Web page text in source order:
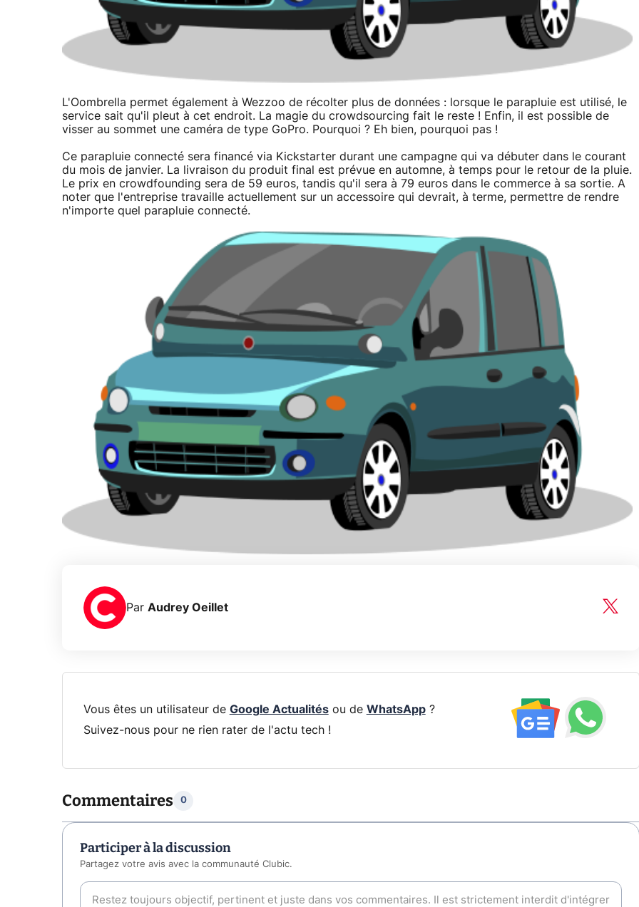
L'Oombrella permet également à Wezzoo de récolter plus de données : lorsque le parapluie est utilisé, le
service sait qu'il pleut à cet endroit. La magie du crowdsourcing fait le reste ! Enfin, il est possible de
visser au sommet une caméra de type GoPro. Pourquoi ? Eh bien, pourquoi pas !
Ce parapluie connecté sera financé via Kickstarter durant une campagne qui va débuter dans le courant
du mois de janvier. La livraison du produit final est prévue en automne, à temps pour le retour de la pluie.
Le prix en crowdfounding sera de 59 euros, tandis qu'il sera à 79 euros dans le commerce à sa sortie. A
noter que l'entreprise travaille actuellement sur un accessoire qui devrait, à terme, permettre de rendre
n'importe quel parapluie connecté.
Par Audrey Oeillet
Vous êtes un utilisateur de Google Actualitésou de WhatsApp?
Suivez-nous pour ne rien rater de l'actu tech !
Commentaires 0
Participer à la discussion
Partagez votre avis avec la communauté Clubic.